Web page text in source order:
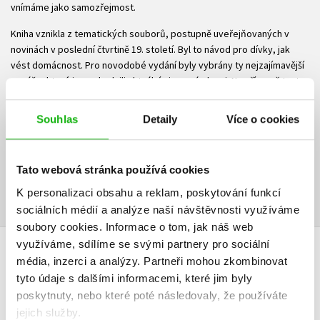
Souhlas Detaily Více o cookies
Tato webová stránka používá cookies
K personalizaci obsahu a reklam, poskytování funkcí
sociálních médií a analýze naší návštěvnosti využíváme
soubory cookies. Informace o tom, jak náš web
využíváme, sdílíme se svými partnery pro sociální
média, inzerci a analýzy. Partneři mohou zkombinovat
tyto údaje s dalšími informacemi, které jim byly
poskytnuty, nebo které poté následovaly, že používáte
jejich služby.
vnímáme jako samozřejmost.
Kniha vznikla z tematických souborů, postupně uveřejňovaných v
novinách v poslední čtvrtině 19. století. Byl to návod pro dívky, jak
vést domácnost. Pro novodobé vydání byly vybrány ty nejzajímavější
pasáže, které jsme doplnili aktuálními poznámkami. Na přípravě textu
se podílela také paní Nina Provaan Smetanová, zakladatelka Muzea
gastronomie.
Ke stažení
HODNOCENÍ ČTENÁŘŮ
V současné době nejsou vytvořena žádná uživatelská hodnocení.